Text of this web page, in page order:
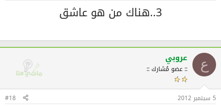
3..هناك من هو عاشق
ع عروبي
:: عضو مُشارك ::
5 سبتمبر 2012 #18